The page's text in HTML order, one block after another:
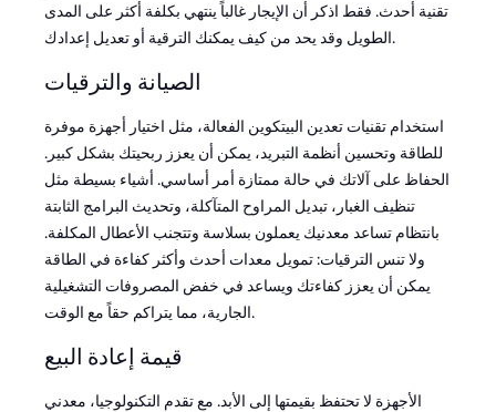
تقنية أحدث. فقط اذكر أن الإيجار غالباً ينتهي بكلفة أكثر على المدى
الطويل وقد يحد من كيف يمكنك الترقية أو تعديل إعدادك.
الصيانة والترقيات
استخدام تقنيات تعدين البيتكوين الفعالة، مثل اختيار أجهزة موفرة
للطاقة وتحسين أنظمة التبريد، يمكن أن يعزز ربحيتك بشكل كبير.
الحفاظ على آلاتك في حالة ممتازة أمر أساسي. أشياء بسيطة مثل
تنظيف الغبار، تبديل المراوح المتآكلة، وتحديث البرامج الثابتة
بانتظام تساعد معدنيك يعملون بسلاسة وتتجنب الأعطال المكلفة.
ولا تنس الترقيات: تمويل معدات أحدث وأكثر كفاءة في الطاقة
يمكن أن يعزز كفاءتك ويساعد في خفض المصروفات التشغيلية
الجارية، مما يتراكم حقاً مع الوقت.
قيمة إعادة البيع
الأجهزة لا تحتفظ بقيمتها إلى الأبد. مع تقدم التكنولوجيا، معدني